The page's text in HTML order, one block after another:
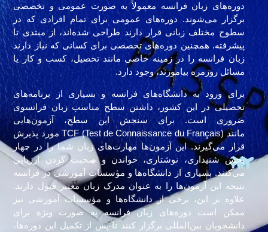
دوره‌های زبان فرانسه معمولاً به صورت عمومی و تخصصی
برگزار می‌شوند. دوره‌های عمومی برای تمام افرادی که در
سطوح مختلف زبانی قرار دارند طراحی شده‌اند، از مبتدی تا
پیشرفته. همچنین دوره‌های تخصصی برای کسانی که نیاز دارند
زبان فرانسه را در زمینه خاصی مانند تحصیل، کسب و کار یا
مسائل روزمره بیاموزند، وجود دارد.
برای ورود به دانشگاه‌های فرانسه و بسیاری از برنامه‌های
تحصیلی در این کشور، داشتن سطح مناسب زبان فرانسوی
ضروری است. برای سنجش این سطح، آزمون‌هایی
مانند TCF (Test de Connaissance du Français) مورد پذیرش
قرار می‌گیرند. این آزمون‌ها مهارت‌های زبان شما را در چهار
بخش شنیداری، نوشتاری، خواندن و صحبت کردن ارزیابی
می‌کنند. بسیاری از دانشگاه‌ها و مؤسسات آموزشی در فرانسه
نتیجه این آزمون‌ها را به عنوان مدرک زبان معتبر قبول دارند.
علاوه بر این، برخی از دانشگاه‌ها و مؤسسات آموزشی نیز
ممکن است دوره‌های زبان فرانسه به صورت ویژه برای
دانشجویان بین‌المللی برگزار کنند تا پس از تکمیل این دوره‌ها،